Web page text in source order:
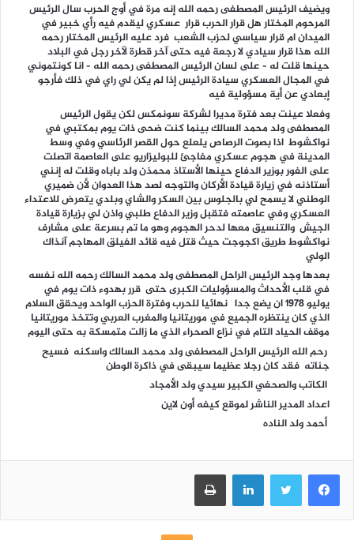
ويضيف الرئيس المصطفى رحمه الله إنه مرة في أوج الحرب سال الرئيس
المرحوم المختار هل قرار الحرب قرار عسكري ليقدم فيه رأي خبير في
الميدان ام قرار سياسي لحزب الشعب فرد عليه الرئيس المختار رحمه
الله هذا قرار سيادي لا رجعة فيه حتى آخر قطرة لآخر رجل في البلاد
حينها قلت له – على لسان الرئيس المصطفى رحمه الله – انا كونتموني
في المجال العسكري سيادة الرئيس إذا لم يكن لي راي في ذلك فأرجو
إبعادي عن أية مسؤولية فيه
وفعلا عينت بعد فترة مديرا لشركة سونمكس لكن يقول الرئيس
المصطفى ولد محمد السالك بينما كنت ضحى ذات يوم بمكتبي في
نواكشوط اذا بصوت الرصاص يلعلع حول القصر الرئاسي وفي وسط
المدينة في هجوم عسكري مفاجئ للبوليزاريو على العاصمة اتصلت
على الفور بوزير الدفاع حينها الأستاذ محمذن ولد باباه وقلت له إنني
أستاذنه في زيارة قيادة الأركان والتوجه لصد هذا العدوان لأن ضميري
الوطني لا يسمح لي بالجلوس بين السكر والشاي وبلدي يتعرض للاعتداء
العسكري وفي عاصمته فتقبل وزير الدفاع طلبي واذن لي بزيارة قيادة
الجيش والتنسيق معها لدحر الهجوم وهو ما تم بسرعة على مشارف
نواكشوط طريق اكجوجت حيث قتل فيه قائد الفيلق المهاجم آنذاك
الولي
بعدها وجد الرئيس الراحل المصطفى ولد محمد السالك رحمه الله نفسه
في قلب الأحداث والمسؤوليات الكبرى حتى قرر بهدوء ذات يوم في
يوليو 1978 ان يضع جدا نهائيا للحرب وفترة الحزب الواحد ويحقق السلام
الذي كان ينتظره الجميع في موريتانيا والمغرب العربي وتتخذ موريتانيا
موقف الحياد التام في نزاع الصحراء الذي ما زالت متمسكة به حتى اليوم
رحم الله الرئيس الراحلالمصطفى ولد محمد السالكواسكنه فسيح
جناته فقد كان رجلا عظيما سيبقى في ذاكرة الوطن
الكاتب والصحفي الكبير سيدي ولد الأمجاد
اعداد المدير الناشر لموقع كيفه أون لاين
أحمد ولد الناده
فيسبوك تويتر لينكدإن طباعة